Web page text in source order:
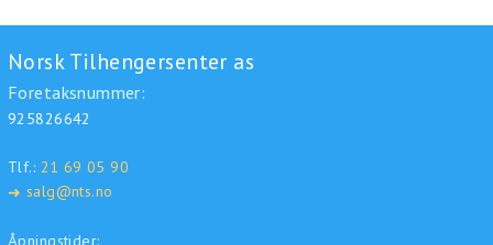
Norsk Tilhengersenter as
Foretaksnummer:
925826642
Tlf.: 21 69 05 90
➜ salg@nts.no